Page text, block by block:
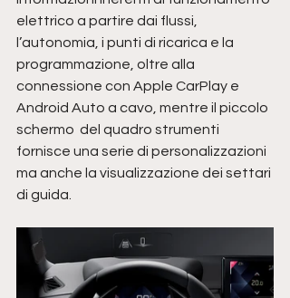
elettrico a partire dai flussi,
l’autonomia, i punti di ricarica e la
programmazione, oltre alla
connessione con Apple CarPlay e
Android Auto a cavo, mentre il piccolo
schermo  del quadro strumenti
fornisce una serie di personalizzazioni
ma anche la visualizzazione dei settari
di guida.